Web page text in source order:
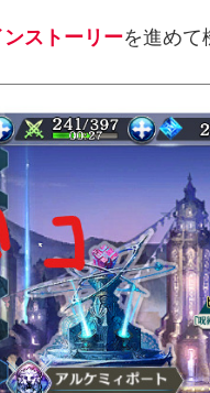
ンストーリーを進めて